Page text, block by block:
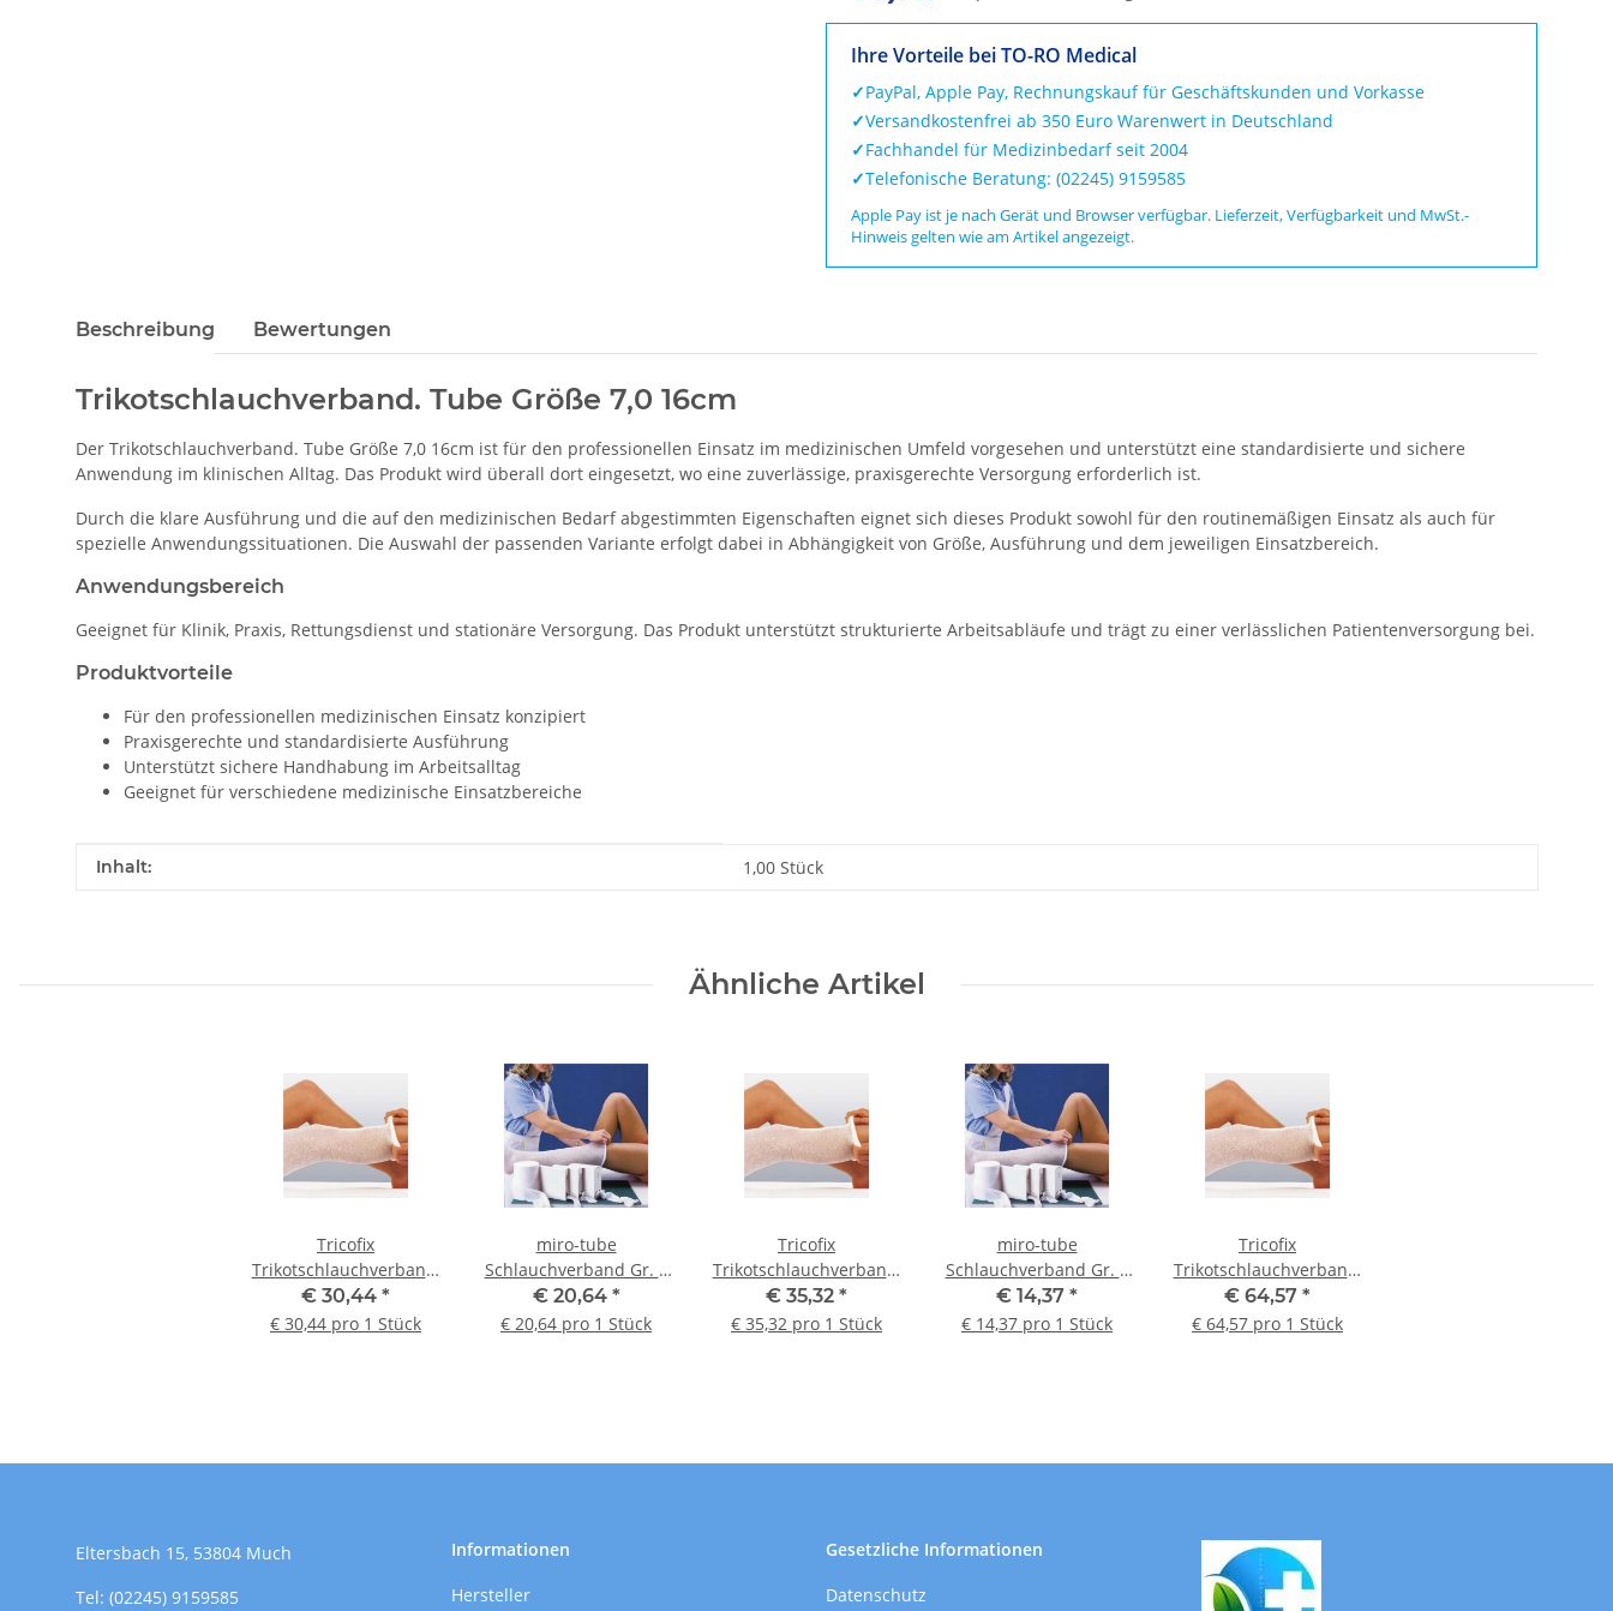
Loading... Ihre Vorteile bei TO-RO Medical
✓PayPal, Apple Pay, Rechnungskauf für Geschäftskunden und Vorkasse
✓Versandkostenfrei ab 350 Euro Warenwert in Deutschland
✓Fachhandel für Medizinbedarf seit 2004
✓Telefonische Beratung: (02245) 9159585
Apple Pay ist je nach Gerät und Browser verfügbar. Lieferzeit, Verfügbarkeit und MwSt.-
Hinweis gelten wie am Artikel angezeigt.
Beschreibung Bewertungen
Trikotschlauchverband. Tube Größe 7,0 16cm
Der Trikotschlauchverband. Tube Größe 7,0 16cm ist für den professionellen Einsatz im medizinischen Umfeld vorgesehen und unterstützt eine standardisierte und sichere
Anwendung im klinischen Alltag. Das Produkt wird überall dort eingesetzt, wo eine zuverlässige, praxisgerechte Versorgung erforderlich ist.
Durch die klare Ausführung und die auf den medizinischen Bedarf abgestimmten Eigenschaften eignet sich dieses Produkt sowohl für den routinemäßigen Einsatz als auch für
spezielle Anwendungssituationen. Die Auswahl der passenden Variante erfolgt dabei in Abhängigkeit von Größe, Ausführung und dem jeweiligen Einsatzbereich.
Anwendungsbereich
Geeignet für Klinik, Praxis, Rettungsdienst und stationäre Versorgung. Das Produkt unterstützt strukturierte Arbeitsabläufe und trägt zu einer verlässlichen Patientenversorgung bei.
Produktvorteile
Für den professionellen medizinischen Einsatz konzipiert
Praxisgerechte und standardisierte Ausführung
Unterstützt sichere Handhabung im Arbeitsalltag
Geeignet für verschiedene medizinische Einsatzbereiche
Produkteigenschaft
Wert
Inhalt: 1,00 Stück
Ähnliche Artikel
Tricofix
Trikotschlauchverband,
F/7: 20 m x 10,0 cm
€ 30,44 *
€ 30,44 pro 1 Stück
miro-tube
Schlauchverband Gr. 4
weiß, 20 m x 6 cm
€ 20,64 *
€ 20,64 pro 1 Stück
Tricofix
Trikotschlauchverband,
G/9: 20 m x 12,0 cm
€ 35,32 *
€ 35,32 pro 1 Stück
miro-tube
Schlauchverband Gr. 1
weiß, 20 m x 1,5 cm
€ 14,37 *
€ 14,37 pro 1 Stück
Tricofix
Trikotschlauchverband,
K: 10 m x 16,0 cm
€ 64,57 *
€ 64,57 pro 1 Stück
Eltersbach 15, 53804 Much
Tel: (02245) 9159585
Informationen
Hersteller
Gesetzliche Informationen
Datenschutz